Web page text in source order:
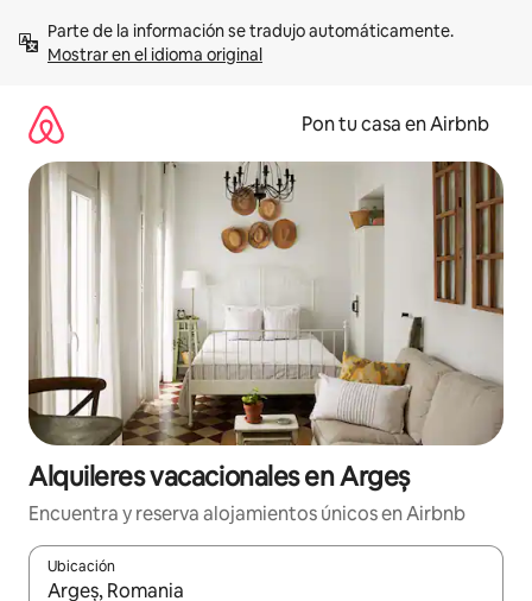
contenidoMostrar en el idioma original
Pon tu casa en Airbnb
Alquileres vacacionales en Argeș
Encuentra y reserva alojamientos únicos en Airbnb
Ubicación
Cuando los resultados estén disponibles, navega con las